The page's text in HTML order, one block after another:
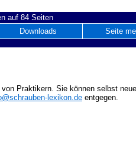
auf 84 Seiten
Downloads Seite
Praktikern. Sie können selbst
lexikon.de entgegen.